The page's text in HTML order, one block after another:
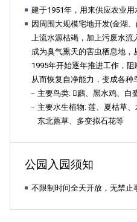
청">
建于1951年，用来供应农业用
因周围大规模宅地开发(金湖
上流水源枯竭，加上污废水流
成为臭气熏天的害虫栖息地，
1995年开始逐年推进工作，
从而恢复自净能力，变成各种
主要鸟类: 鷉、黑水鸡、白
主要水生植物: 莲、夏枯草、
东北藨草、多变拟石花等
公园入园须知
不限制时间全天开放，无禁止